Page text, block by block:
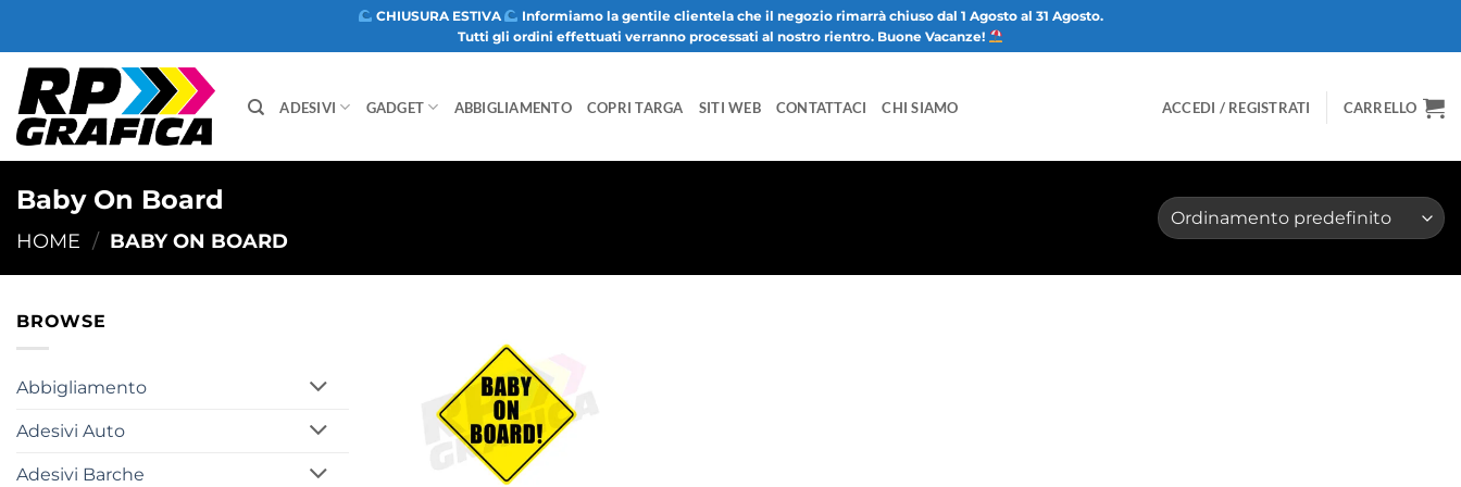
contenuti
CHIUSURA ESTIVA
Informiamo la gentile clientela che il negozio rimarrà chiuso dal 1 Agosto al 31 Agosto.
Tutti gli ordini effettuati verranno processati al nostro rientro. Buone Vacanze!
ADESIVI GADGET ABBIGLIAMENTO COPRI TARGA SITI WEB CONTATTACI CHI SIAMO ACCEDI / REGISTRATI CARRELLO
Baby On Board
HOME / BABY ON BOARD
BROWSE
Abbigliamento
Adesivi Auto
Adesivi Barche